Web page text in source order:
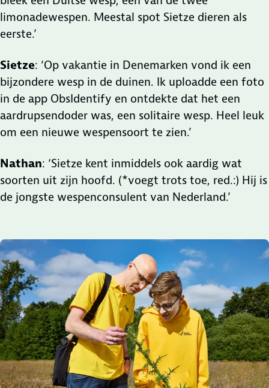
limonadewespen. Meestal spot Sietze dieren als
eerste.’
Sietze: ‘Op vakantie in Denemarken vond ik een
bijzondere wesp in de duinen. Ik uploadde een foto
in de app ObsIdentify en ontdekte dat het een
aardrupsendoder was, een solitaire wesp. Heel leuk
om een nieuwe wespensoort te zien.’
Nathan: ‘Sietze kent inmiddels ook aardig wat
soorten uit zijn hoofd. (*voegt trots toe, red.:) Hij is
de jongste wespenconsulent van Nederland.’